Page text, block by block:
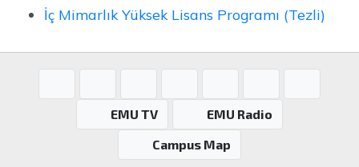
İç Mimarlık Yüksek Lisans Programı (Tezli)
EMU TV
EMU Radio
Campus Map